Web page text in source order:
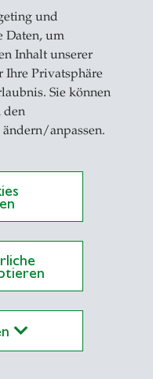
und
Daten, um
Inhalt unserer
Ihre Privatsphäre
Sie können
anpassen.
von der
Host Dr.